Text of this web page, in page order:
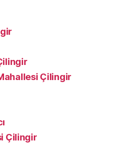
Çilingir
Çilingir